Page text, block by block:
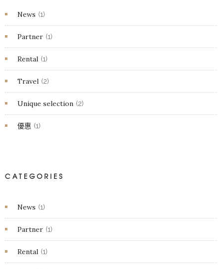
News (1)
Partner (1)
Rental (1)
Travel (2)
Unique selection (2)
優惠 (1)
CATEGORIES
News (1)
Partner (1)
Rental (1)